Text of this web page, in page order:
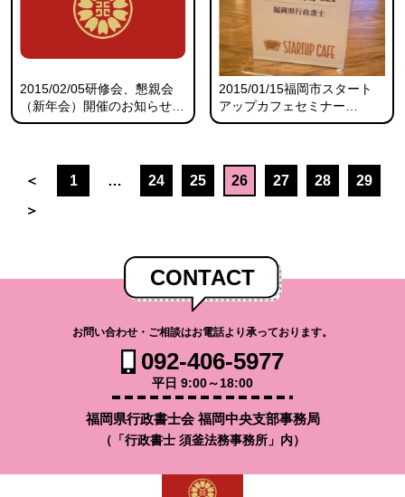
2015/02/05研修会、懇親会
（新年会）開催のお知らせ…
2015/01/15福岡市スタート
アップカフェセミナー…
＜ 1 … 24 25 26 27 28
29
＞
CONTACT
お問い合わせ・ご相談はお電話より承っております。
092-406-5977
平日 9:00～18:00
福岡県行政書士会 福岡中央支部事務局
（「行政書士 須釜法務事務所」内）